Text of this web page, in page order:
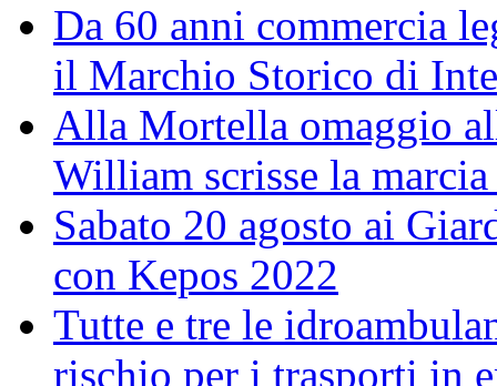
Da 60 anni commercia
il Marchio Storico di
Alla Mortella omaggio
William scrisse la
Sabato 20 agosto ai
con Kepos 2022
Tutte e tre le
rischio per i trasporti in